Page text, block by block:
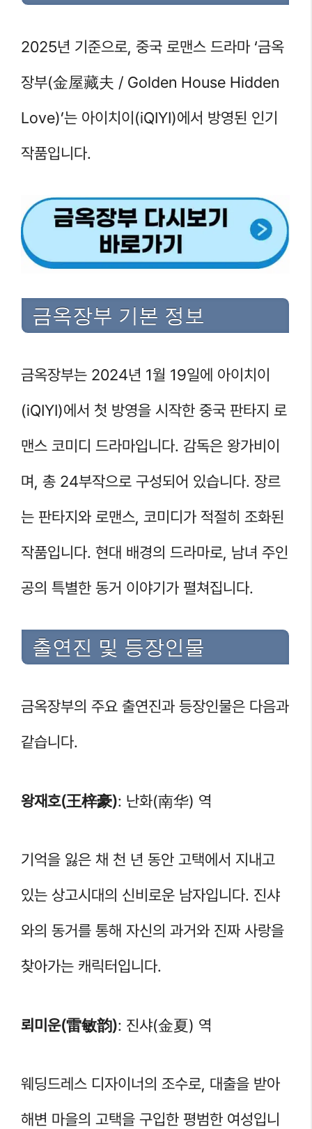
2025년 기준으로, 중국 로맨스 드라마 ‘금옥
장부(金屋藏夫 / Golden House Hidden
Love)’는 아이치이(iQIYI)에서 방영된 인기
작품입니다.
금옥장부 기본 정보
금옥장부는 2024년 1월 19일에 아이치이
(iQIYI)에서 첫 방영을 시작한 중국 판타지 로
맨스 코미디 드라마입니다. 감독은 왕가비이
며, 총 24부작으로 구성되어 있습니다. 장르
는 판타지와 로맨스, 코미디가 적절히 조화된
작품입니다. 현대 배경의 드라마로, 남녀 주인
공의 특별한 동거 이야기가 펼쳐집니다.
출연진 및 등장인물
금옥장부의 주요 출연진과 등장인물은 다음과
같습니다.
왕재호(王梓豪): 난화(南华) 역
기억을 잃은 채 천 년 동안 고택에서 지내고
있는 상고시대의 신비로운 남자입니다. 진샤
와의 동거를 통해 자신의 과거와 진짜 사랑을
찾아가는 캐릭터입니다.
뢰미운(雷敏韵): 진샤(金夏) 역
웨딩드레스 디자이너의 조수로, 대출을 받아
해변 마을의 고택을 구입한 평범한 여성입니